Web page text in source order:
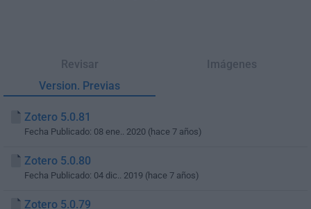
Revisar
Imágenes
Version. Previas
Zotero 5.0.81
Fecha Publicado: 08 ene.. 2020 (hace 7 años)
Zotero 5.0.80
Fecha Publicado: 04 dic.. 2019 (hace 7 años)
Zotero 5.0.79